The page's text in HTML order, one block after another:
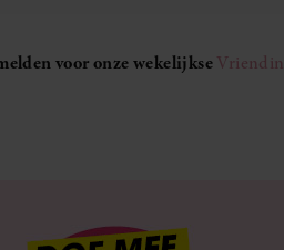
voor onze wekelijkseVriendin